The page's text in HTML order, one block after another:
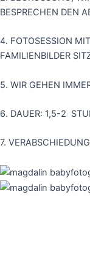
BESPRECHEN DEN
4. FOTOSESSION
FAMILIENBILDER
5. WIR GEHEN
6. DAUER: 1,5-2
7. VERABSCHIEDUNG